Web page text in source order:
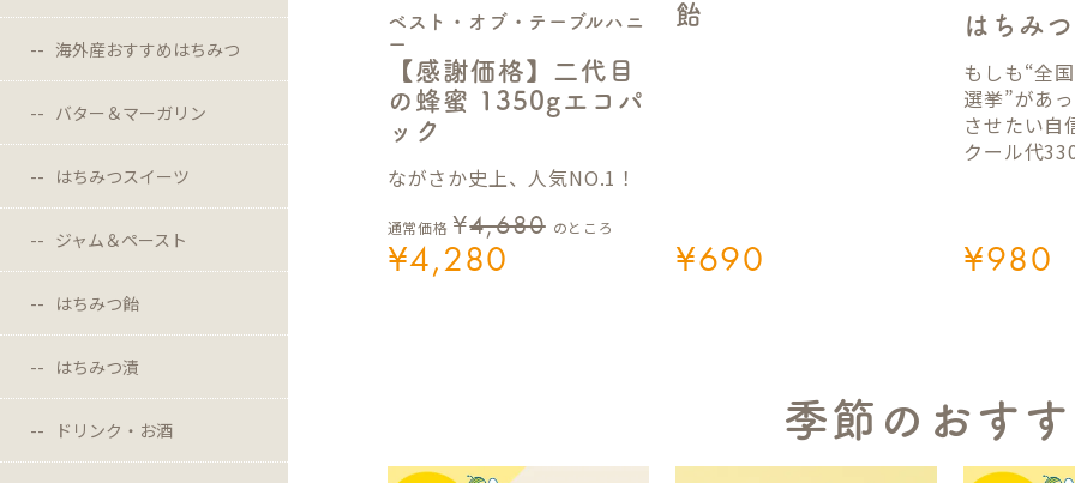
海外産おすすめはちみつ
バター＆マーガリン
はちみつスイーツ
ジャム＆ペースト
はちみつ飴
はちみつ漬
ドリンク・お酒
ベスト・オブ・テーブルハニ
ー
【感謝価格】二代目
の蜂蜜 1350gエコパ
ック
通常価格 ¥4,680 のところ
¥4,280
ながさか史上、人気NO.1！
飴
¥690
はちみ
¥980
もしも“全
選挙”があ
させたい自
クール代
季節のおす